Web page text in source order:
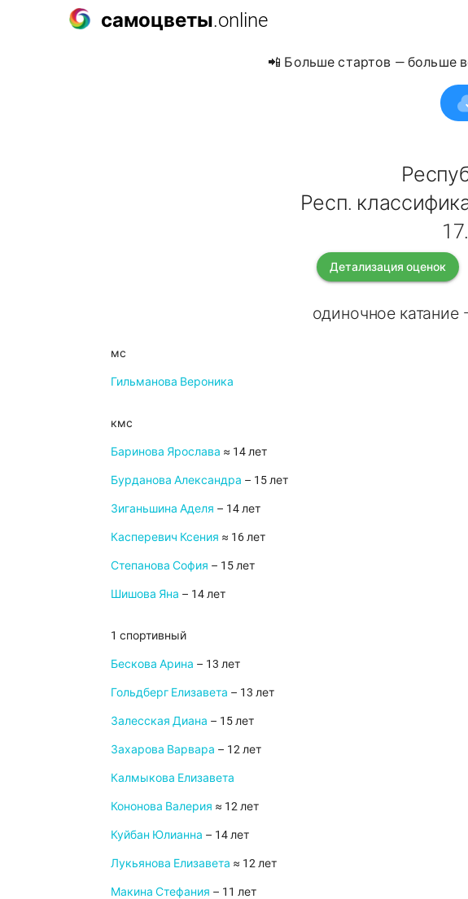
самоцветы.online
📲 Больше стартов — больше
Респ.
Детализация оценок
одиночное
мс
Гильманова Вероника
кмс
Баринова Ярослава ≈ 14 лет
Бурданова Александра – 15 лет
Зиганьшина Аделя – 14 лет
Касперевич Ксения ≈ 16 лет
Степанова София – 15 лет
Шишова Яна – 14 лет
1 спортивный
Бескова Арина – 13 лет
Гольдберг Елизавета – 13 лет
Залесская Диана – 15 лет
Захарова Варвара – 12 лет
Калмыкова Елизавета
Кононова Валерия ≈ 12 лет
Куйбан Юлианна – 14 лет
Лукьянова Елизавета ≈ 12 лет
Макина Стефания – 11 лет